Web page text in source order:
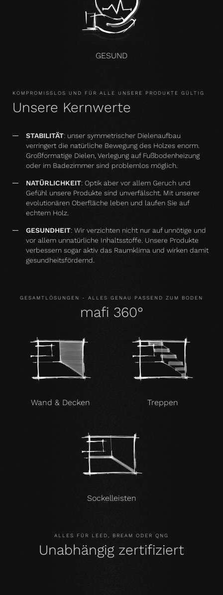
GESUND
KOMPROMISSLOS UND FÜR ALLE UNSERE PRODUKTE GÜLTIG
Unsere Kernwerte
STABILITÄT: unser symmetrischer Dielenaufbau
verringert die natürliche Bewegung des Holzes enorm.
Großformatige Dielen, Verlegung auf Fußbodenheizung
oder im Badezimmer sind problemlos möglich.
NATÜRLICHKEIT: Optik aber vor allem Geruch und
Gefühl unsere Produkte sind unverfälscht. Mit unserer
evolutionären Oberfläche leben und laufen Sie auf
echtem Holz.
GESUNDHEIT: Wir verzichten nicht nur auf unnötige und
vor allem unnatürliche Inhaltsstoffe. Unsere Produkte
verbessern sogar aktiv das Raumklima und wirken damit
gesundheitsfördernd.
GESAMTLÖSUNGEN - ALLES GENAU PASSEND ZUM BODEN
mafi 360°
Wand & Decken Treppen
Sockelleisten
ALLES FÜR LEED, BREAM ODER QNG
Unabhängig zertifiziert